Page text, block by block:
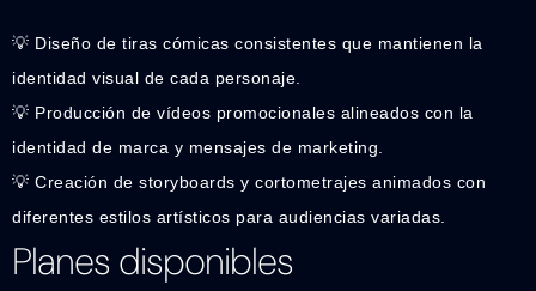
💡 Diseño de tiras cómicas consistentes que mantienen la
identidad visual de cada personaje.
💡 Producción de vídeos promocionales alineados con la
identidad de marca y mensajes de marketing.
💡 Creación de storyboards y cortometrajes animados con
diferentes estilos artísticos para audiencias variadas.
Planes disponibles